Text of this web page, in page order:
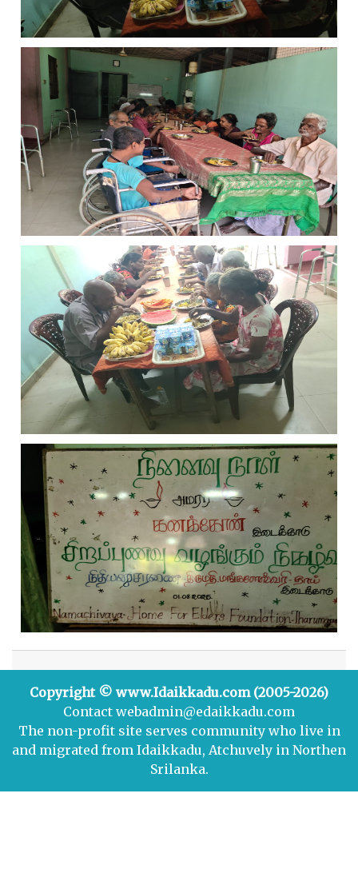
Copyright © www.Idaikkadu.com (2005-2026)
Contact webadmin@edaikkadu.com
The non-profit site serves community who live in
and migrated from Idaikkadu, Atchuvely in Northen
Srilanka.